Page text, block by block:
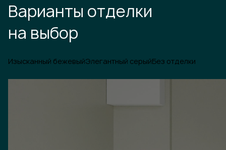
Варианты отделки
на выбор
Изысканный бежевыйЭлегантный серыйБез отделки